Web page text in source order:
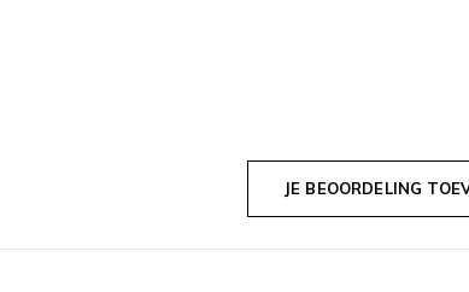
JE BEOORDELING